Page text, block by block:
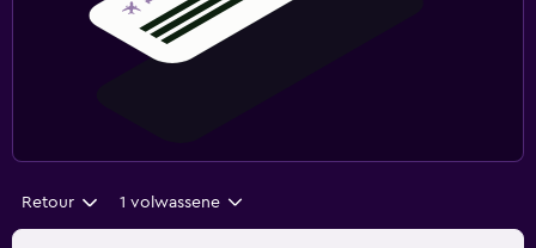
Retour 1 volwassene